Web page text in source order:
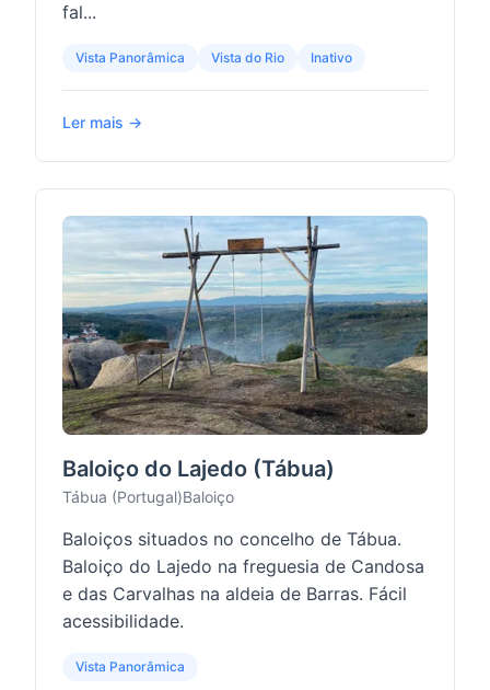
fal...
Vista Panorâmica Vista do Rio Inativo
Ler mais →
Baloiço do Lajedo (Tábua)
Tábua (Portugal)Baloiço
Baloiços situados no concelho de Tábua.
Baloiço do Lajedo na freguesia de Candosa
e das Carvalhas na aldeia de Barras. Fácil
acessibilidade.
Vista Panorâmica